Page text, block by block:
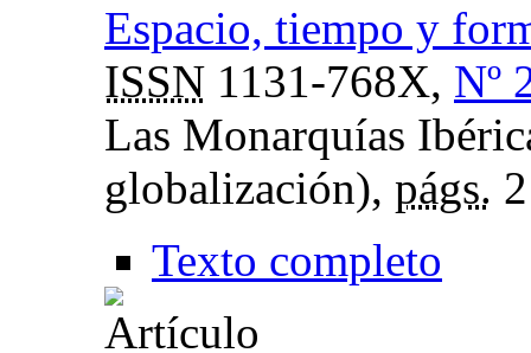
Espacio, tiempo y
ISSN 1131-768X, Nº
Las Monarquías
globalización), págs.
Texto completo